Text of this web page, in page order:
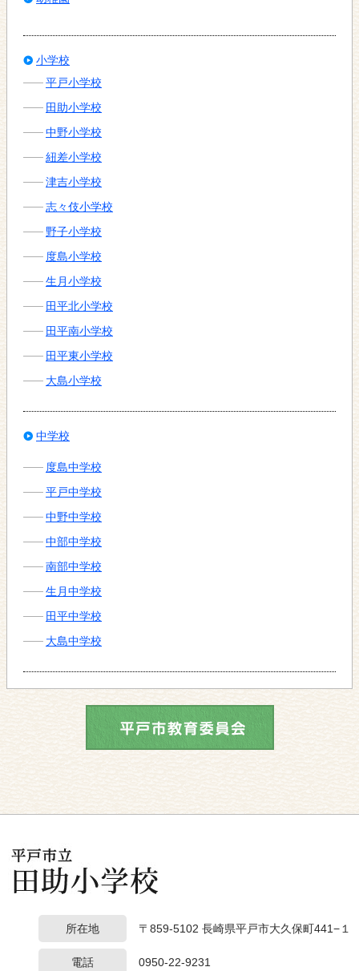
小学校
平戸小学校
田助小学校
中野小学校
紐差小学校
津吉小学校
志々伎小学校
野子小学校
度島小学校
生月小学校
田平北小学校
田平南小学校
田平東小学校
大島小学校
中学校
度島中学校
平戸中学校
中野中学校
中部中学校
南部中学校
生月中学校
田平中学校
大島中学校
所在地 〒859-5102 長崎県平戸市大久保町441−１
電話 0950-22-9231